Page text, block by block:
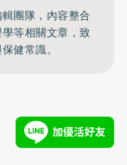
團隊，內容整合
等相關文章，致
健常識。